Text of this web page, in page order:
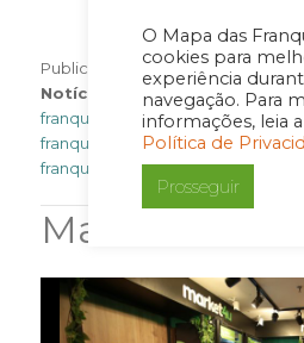
O Mapa das
cookies para
experiência
navegação. Para
informações, leia
Política de
Prosseguir
Publicado em25 de abril de 2025
Notícia
Expansão de franquias,
franquias 2025,Franquias baratas ,
franquias lucrativas,franquias para
franquias
Matérias